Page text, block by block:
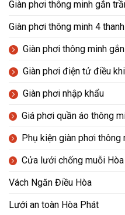
Giàn phơi thông minh gắn
Giàn phơi thông minh 4 thanh
Giàn phơi thông minh
Giàn phơi điện tử điều
Giàn phơi nhập khẩu
Giá phơi quần áo thông
Phụ kiện giàn phơi thông
Cửa lưới chống muỗi
Vách Ngăn Điều Hòa
Lưới an toàn Hòa Phát